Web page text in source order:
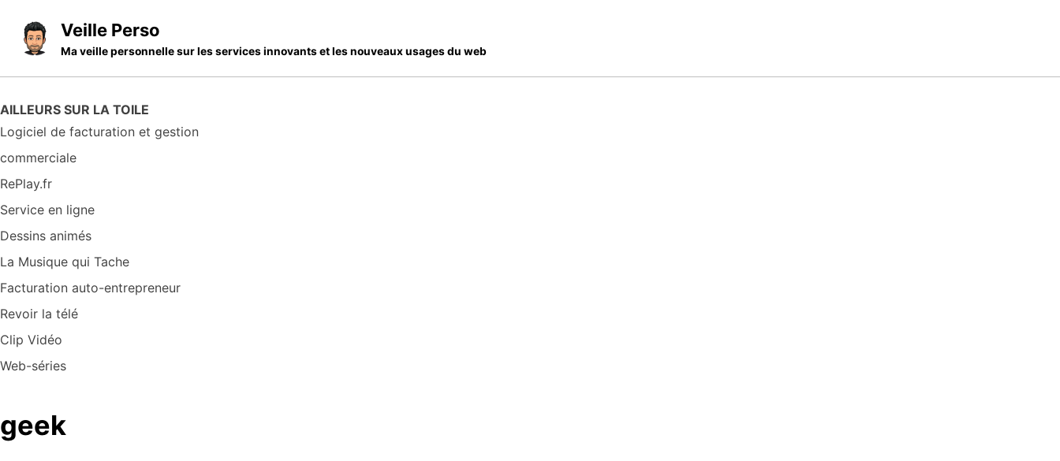
Veille Perso
Ma veille personnelle sur les services innovants et les nouveaux usages du web
AILLEURS SUR LA TOILE
Logiciel de facturation et gestion
commerciale
RePlay.fr
Service en ligne
Dessins animés
La Musique qui Tache
Facturation auto-entrepreneur
Revoir la télé
Clip Vidéo
Web-séries
geek